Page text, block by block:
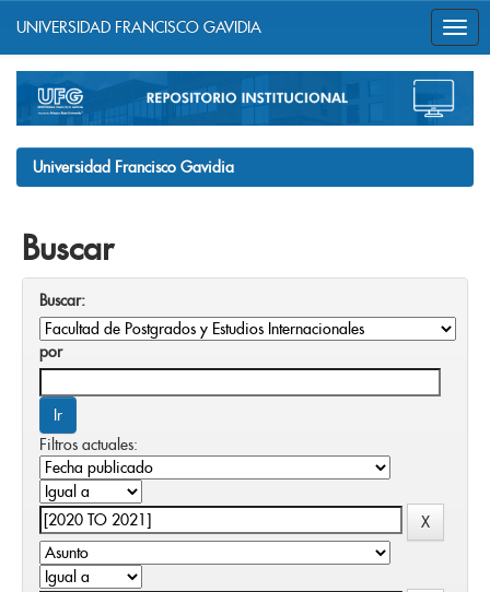
navigation
UNIVERSIDAD FRANCISCO GAVIDIA
Universidad Francisco Gavidia
Buscar
Buscar:
por
Filtros actuales: